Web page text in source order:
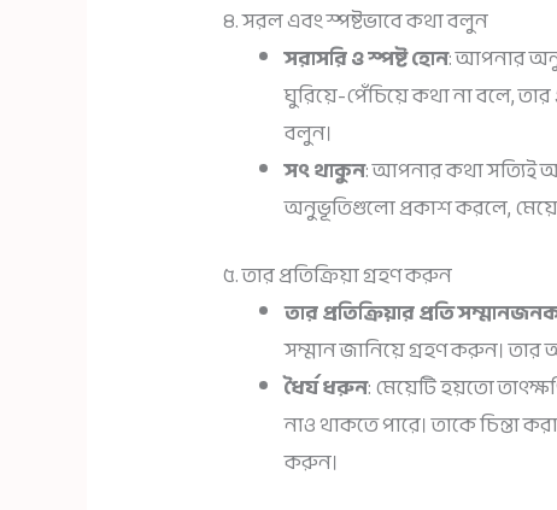
৪. সরল এবং স্পষ্টভাবে কথা বলুন
সরাসরি ও স্পষ্ট হোন: আপনার
ঘুরিয়ে-পেঁচিয়ে কথা না বলে,
বলুন।
সৎ থাকুন: আপনার কথা সত্যিই
অনুভূতিগুলো প্রকাশ করলে,
৫. তার প্রতিক্রিয়া গ্রহণ করুন
তার প্রতিক্রিয়ার প্রতি
সম্মান জানিয়ে গ্রহণ করুন।
ধৈর্য ধরুন: মেয়েটি হয়তো
নাও থাকতে পারে। তাকে চিন্তা
করুন।